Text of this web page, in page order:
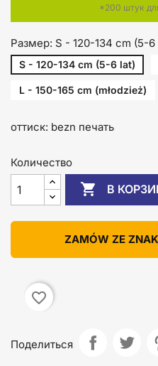
*200 штук
Размер: S - 120-134 cm (5-6
S - 120-134 cm (5-6 lat)
L - 150-165 cm (młodzież)
оттиск: bezn печать
Количество
 В
ZAMÓW ZE
favorite_border
Поделиться